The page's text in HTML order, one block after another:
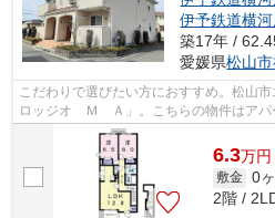
伊予鉄道横
築17年 /
愛媛県松山市
こだわりで選びたい方におすすめ。松山
ロッジオ Ｍ Ａ」。こちらの物件はアパ
実現するなら、北久米周辺に住まいを...
6.3万円
敷金 0
2階 /